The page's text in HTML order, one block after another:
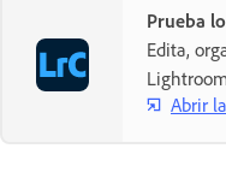
Prueba
Edita,
Abrir